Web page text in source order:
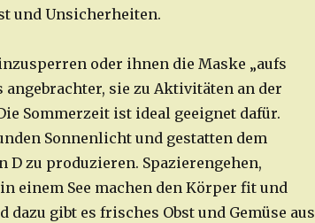
und Unsicherheiten.
oder ihnen die Maske „aufs
angebrachter, sie zu Aktivitäten an der
Sommerzeit ist ideal geeignet dafür.
Sonnenlicht und gestatten dem
zu produzieren. Spazierengehen,
einem See machen den Körper fit und
gibt es frisches Obst und Gemüse aus